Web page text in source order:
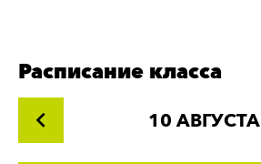
Расписание класса
10 АВГУСТА